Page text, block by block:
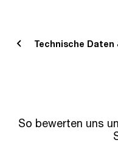
Technische Daten
So bewerten uns